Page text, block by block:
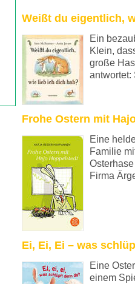
Weißt du eigentlich,
Ein
Klein,
große
antwortet:
Frohe Ostern mit
Eine
Familie
Firma
Ei, Ei, Ei – was
Eine
einem